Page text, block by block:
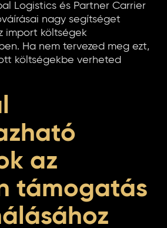
Logistics és Partner Carrier
nagy segítséget
import költségek
Ha nem tervezed meg ezt,
költségekbe verheted
az
támogatás